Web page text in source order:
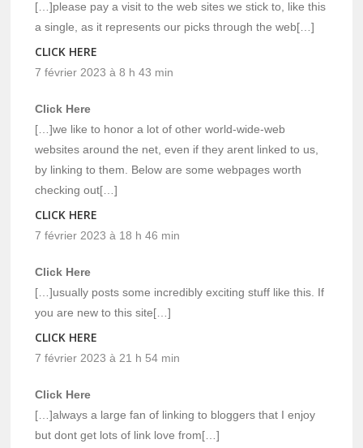
[…]please pay a visit to the web sites we stick to, like this
a single, as it represents our picks through the web[…]
CLICK HERE
7 février 2023 à 8 h 43 min
Click Here
[…]we like to honor a lot of other world-wide-web
websites around the net, even if they arent linked to us,
by linking to them. Below are some webpages worth
checking out[…]
CLICK HERE
7 février 2023 à 18 h 46 min
Click Here
[…]usually posts some incredibly exciting stuff like this. If
you are new to this site[…]
CLICK HERE
7 février 2023 à 21 h 54 min
Click Here
[…]always a large fan of linking to bloggers that I enjoy
but dont get lots of link love from[…]